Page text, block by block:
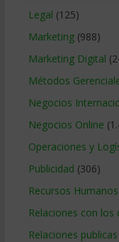
Legal (125)
Marketing(988)
Marketing Digital
Métodos
Negocios
Negocios Online
Operaciones y
Publicidad (306)
Recursos Humanos
Relaciones con los
Relaciones publicas